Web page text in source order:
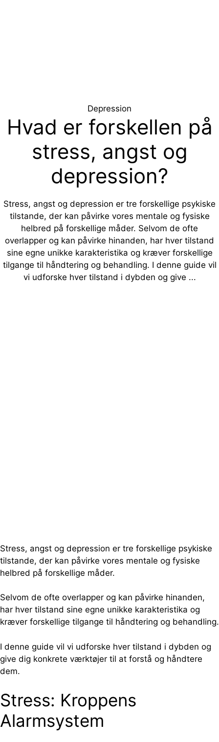
Depression
Hvad er forskellen på
stress, angst og
depression?
Stress, angst og depression er tre forskellige psykiske
tilstande, der kan påvirke vores mentale og fysiske
helbred på forskellige måder. Selvom de ofte
overlapper og kan påvirke hinanden, har hver tilstand
sine egne unikke karakteristika og kræver forskellige
tilgange til håndtering og behandling. I denne guide vil
vi udforske hver tilstand i dybden og give ...
Stress, angst og depression er tre forskellige psykiske
tilstande, der kan påvirke vores mentale og fysiske
helbred på forskellige måder.
Selvom de ofte overlapper og kan påvirke hinanden,
har hver tilstand sine egne unikke karakteristika og
kræver forskellige tilgange til håndtering og behandling.
I denne guide vil vi udforske hver tilstand i dybden og
give dig konkrete værktøjer til at forstå og håndtere
dem.
Stress: Kroppens
Alarmsystem